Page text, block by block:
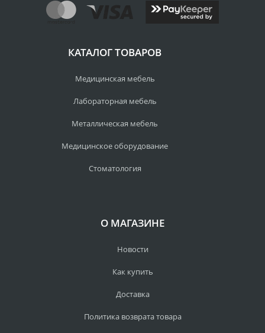
КАТАЛОГ ТОВАРОВ
Медицинская мебель
Лабораторная мебель
Металлическая мебель
Медицинское оборудование
Стоматология
О МАГАЗИНЕ
Новости
Как купить
Доставка
Политика возврата товара